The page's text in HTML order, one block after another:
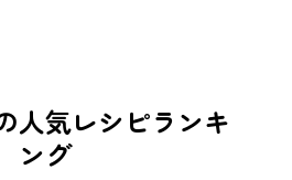
人気レシピランキ
ング